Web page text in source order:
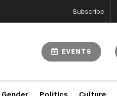
Subscribe
EVENTS